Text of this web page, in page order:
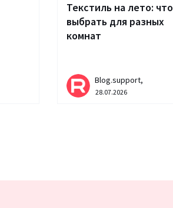
Текстиль на лето: что
выбрать для разных
комнат
Blog.support,
28.07.2026